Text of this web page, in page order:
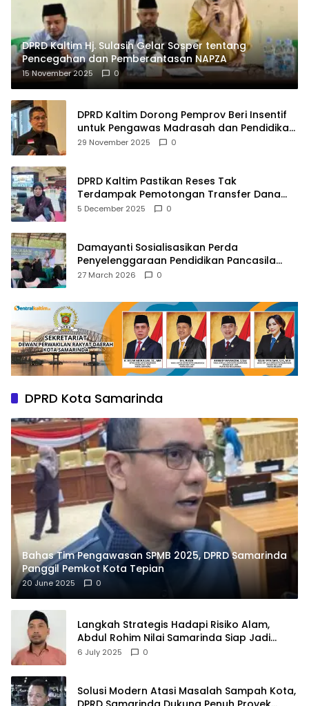
DPRD Kaltim Hj. Sulasih Gelar Sosper tentang
Pencegahan dan Pemberantasan NAPZA
15 November 2025 0
DPRD Kaltim Dorong Pemprov Beri Insentif
untuk Pengawas Madrasah dan Pendidikan
Agama
29 November 2025 0
DPRD Kaltim Pastikan Reses Tak
Terdampak Pemotongan Transfer Dana
Pusat
5 December 2025 0
Damayanti Sosialisasikan Perda
Penyelenggaraan Pendidikan Pancasila
dan Wawasan Kebangsaan
27 March 2026 0
DPRD Kota Samarinda
Bahas Tim Pengawasan SPMB 2025, DPRD Samarinda
Panggil Pemkot Kota Tepian
20 June 2025 0
Langkah Strategis Hadapi Risiko Alam,
Abdul Rohim Nilai Samarinda Siap Jadi
Pusat Logistik Bencana Kalimantan
6 July 2025 0
Solusi Modern Atasi Masalah Sampah Kota,